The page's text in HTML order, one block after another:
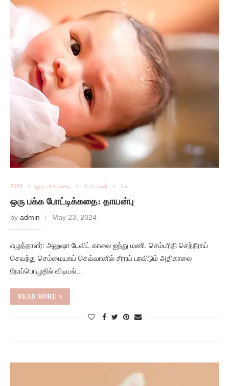
2024 ஒரு பக்க கதை போட்டிகள் மே
ஒரு பக்க போட்டிக்கதை: தாயன்பு
by admin May 23, 2024
எழுத்தாளர்: அனுஷா டேவிட் காலை ஐந்து மணி. செம்பரிதி செந்நீராய்
செவந்து செம்மையாய் செவ்வானில் சீராய் பரவிடும் அதிகாலை
நேரப்பொழுதில் விடியல்…
READ MORE